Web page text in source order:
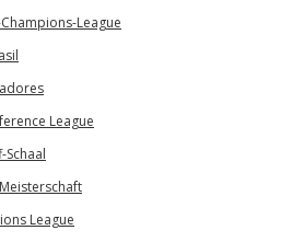
League
League
Schaal
League